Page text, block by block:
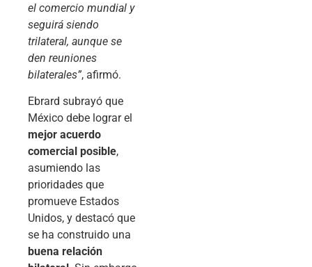
el comercio mundial y
seguirá siendo
trilateral, aunque se
den reuniones
bilaterales”, afirmó.
Ebrard subrayó que
México debe lograr el
mejor acuerdo
comercial posible,
asumiendo las
prioridades que
promueve Estados
Unidos, y destacó que
se ha construido una
buena relación